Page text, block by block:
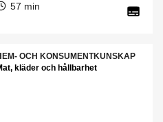
57 min
OCH KONSUMENTKUNSKAP
kläder och hållbarhet